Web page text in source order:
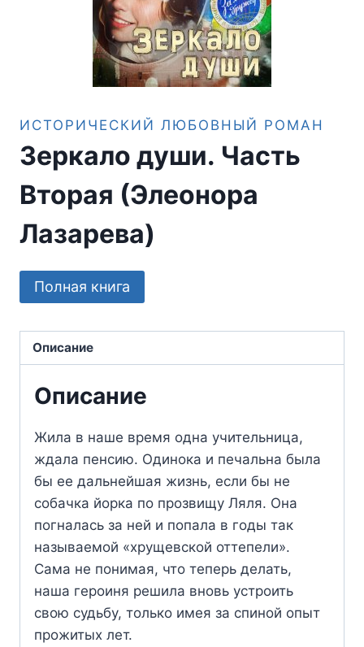
ИСТОРИЧЕСКИЙ ЛЮБОВНЫЙ РОМАН
Зеркало души. Часть
Вторая (Элеонора
Лазарева)
Полная книга
Описание
Описание
Жила в наше время одна учительница,
ждала пенсию. Одинока и печальна была
бы ее дальнейшая жизнь, если бы не
собачка йорка по прозвищу Ляля. Она
погналась за ней и попала в годы так
называемой «хрущевской оттепели».
Сама не понимая, что теперь делать,
наша героиня решила вновь устроить
свою судьбу, только имея за спиной опыт
прожитых лет.